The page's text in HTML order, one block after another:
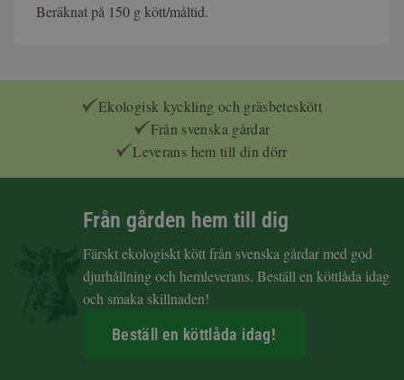
Beräknat på 150 g kött/måltid.
Ekologisk kyckling och gräsbeteskött
Från svenska gårdar
Leverans hem till din dörr
Från gården hem till dig
Färskt ekologiskt kött från svenska gårdar med god
djurhållning och hemleverans. Beställ en köttlåda idag
och smaka skillnaden!
Beställ en köttlåda idag!